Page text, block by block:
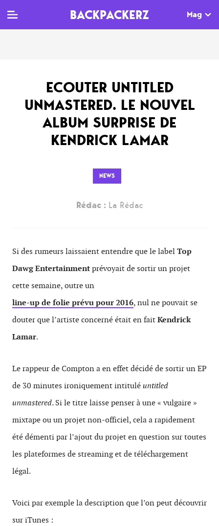
BACKPACKERZ Mag
Live
Documentaires
Dossiers
Tops
Interviews
Sorties
Festivals
ECOUTER UNTITLED
UNMASTERED. LE NOUVEL
ALBUM SURPRISE DE
KENDRICK LAMAR
NEWS
Rédac : La Rédac
Si des rumeurs laissaient entendre que le labelTop
Dawg Entertainmentprévoyait de sortir un projet
cette semaine, outre un
line-up de folie prévu pour 2016, nul ne pouvait se
douter que l’artiste concerné était en faitKendrick
Lamar.
Le rappeur de Compton a en effet décidé de sortir un EP
de 30 minutes ironiquement intituléuntitled
unmastered. Si le titre laisse penser à une « vulgaire »
mixtape ou un projet non-officiel, cela a rapidement
été démenti par l’ajout du projet en question sur toutes
les plateformes de streaming et de téléchargement
légal.
Voici par exemple la description que l’on peut découvrir
sur iTunes :